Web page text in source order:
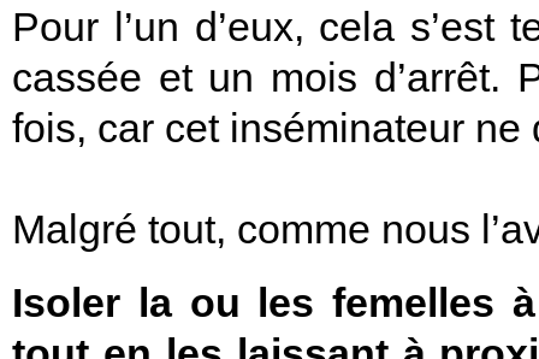
Pour l’un d’eux, cela s’est
cassée et un mois d’arrêt.
fois, car cet inséminateur
Malgré tout, comme nous
Isoler la ou les femelles